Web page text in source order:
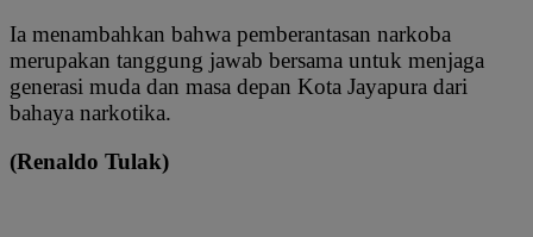
Ia menambahkan bahwa pemberantasan narkoba
merupakan tanggung jawab bersama untuk menjaga
generasi muda dan masa depan Kota Jayapura dari
bahaya narkotika.
(Renaldo Tulak)